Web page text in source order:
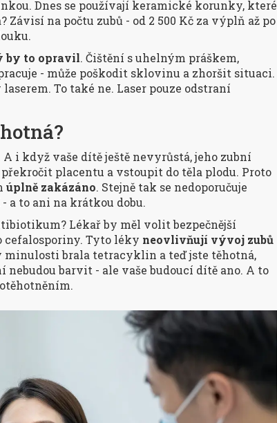
Dnes se používají keramické korunky, které
na počtu zubů - od 2 500 Kč za výplň až po
by to opravil. Čištění s uhelným práškem,
- může poškodit sklovinu a zhoršit situaci.
To také ne. Laser pouze odstraní
i když vaše dítě ještě nevyrůstá, jeho zubní
placentu a vstoupit do těla plodu. Proto
úplně zakázáno. Stejně tak se nedoporučuje
to ani na krátkou dobu.
Lékař by měl volit bezpečnější
Tyto léky neovlivňují vývoj zubů
minulosti brala tetracyklin a teď jste těhotná,
nebudou barvit - ale vaše budoucí dítě ano. A to